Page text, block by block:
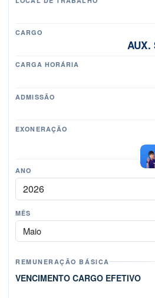
CARGO
AUX.
CARGA HORÁRIA
ADMISSÃO
EXONERAÇÃO
ANO
MÊS
Mês
REMUNERAÇÃO BÁSICA
VENCIMENTO CARGO EFETIVO